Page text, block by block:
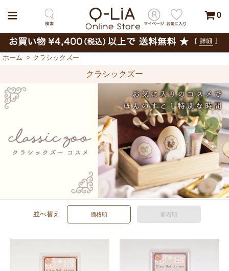
0
ホーム > クラシックズー
クラシックズー
並べ替え 価格順 新着順